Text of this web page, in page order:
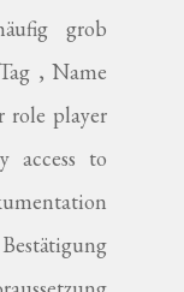
grob
, Name
role player
access to